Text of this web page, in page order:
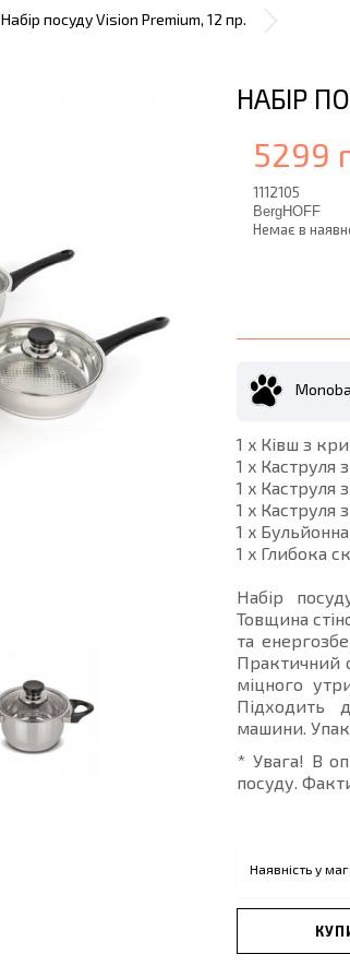
Набір посуду Vision Premium, 12 пр.
НАБІР
5299
1112105
BergHOFF
Немає в
1 x Ківш з
1 x Каструля
1 x Каструля
1 x Каструля
1 x
1 x Глибока
Набір
Товщина
та
Практичний
міцного
Підходить
машини.
* Увага! В
посуду.
Наявність у